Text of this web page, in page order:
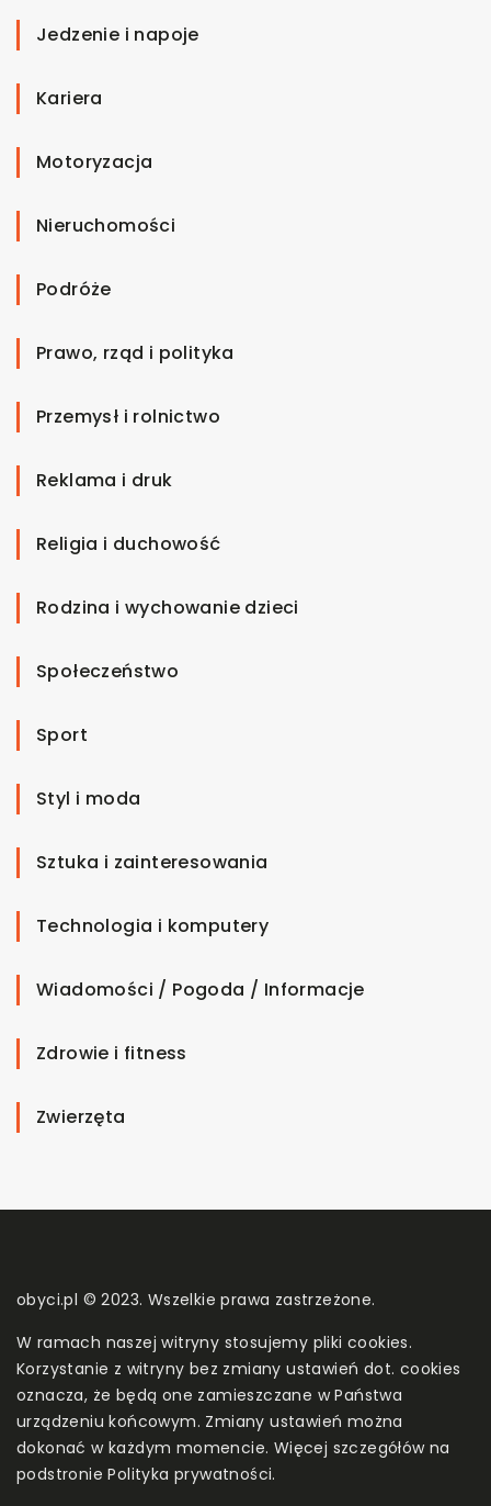
Jedzenie i napoje
Kariera
Motoryzacja
Nieruchomości
Podróże
Prawo, rząd i polityka
Przemysł i rolnictwo
Reklama i druk
Religia i duchowość
Rodzina i wychowanie dzieci
Społeczeństwo
Sport
Styl i moda
Sztuka i zainteresowania
Technologia i komputery
Wiadomości / Pogoda / Informacje
Zdrowie i fitness
Zwierzęta
obyci.pl © 2023. Wszelkie prawa zastrzeżone.
W ramach naszej witryny stosujemy pliki cookies.
Korzystanie z witryny bez zmiany ustawień dot. cookies
oznacza, że będą one zamieszczane w Państwa
urządzeniu końcowym. Zmiany ustawień można
dokonać w każdym momencie. Więcej szczegółów na
podstroniePolityka prywatności.